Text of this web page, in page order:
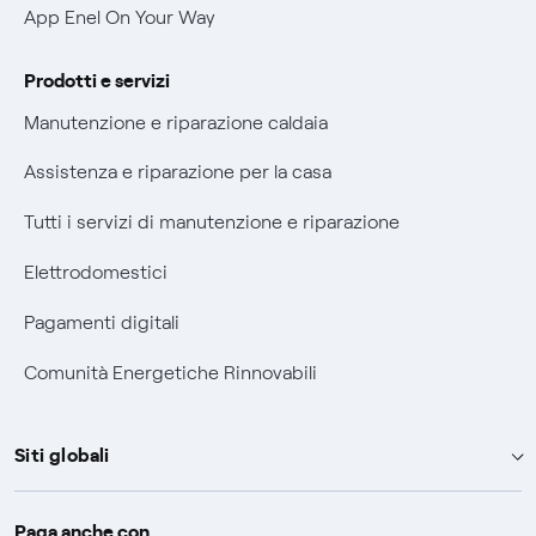
Agevolazione utenti con disabilità per offerte Fibra
App Enel On Your Way
Prodotti e servizi
Manutenzione e riparazione caldaia
Assistenza e riparazione per la casa
Tutti i servizi di manutenzione e riparazione
Elettrodomestici
Pagamenti digitali
Comunità Energetiche Rinnovabili
Siti globali
Enel Group
Paga anche con